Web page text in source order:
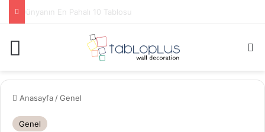
Louvre Müzesinde Görülmesi Gereken Eserler
Anasayfa /Genel
Genel